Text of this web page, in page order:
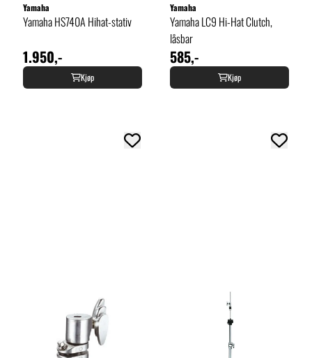
Yamaha
Yamaha HS740A Hihat-stativ
1.950,-
Kjøp
Yamaha
Yamaha LC9 Hi-Hat Clutch,
låsbar
585,-
Kjøp